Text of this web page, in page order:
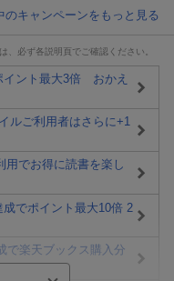
のキャンペーンをもっと見る
必ず各説明頁でご確認ください。
イント最大3倍 おかえ
ルご利用者はさらに+1
用でお得に読書を楽し
でポイント最大10倍 2
で楽天ブックス購入分